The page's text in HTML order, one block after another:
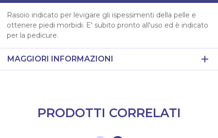
Rasoio indicato per levigare gli ispessimenti della pelle e
ottenere piedi morbidi. E' subito pronto all'uso ed è indicato
per la pedicure.
MAGGIORI INFORMAZIONI
PRODOTTI CORRELATI